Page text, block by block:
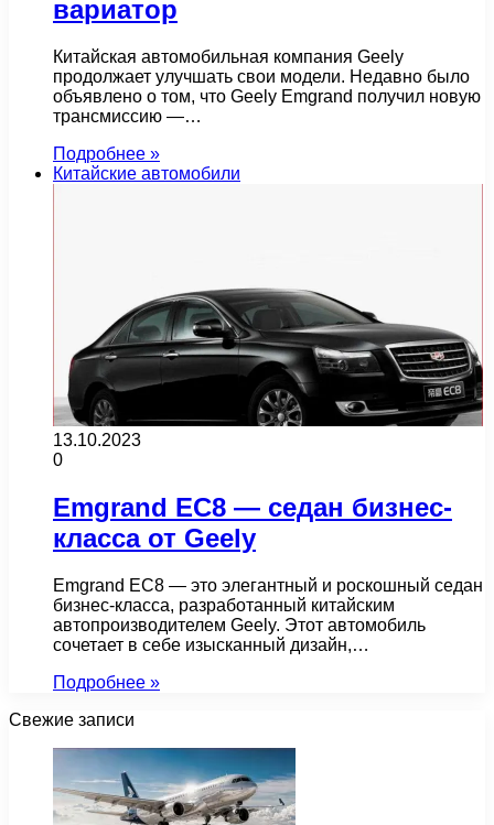
вариатор
Китайская автомобильная компания Geely
продолжает улучшать свои модели. Недавно было
объявлено о том, что Geely Emgrand получил новую
трансмиссию —…
Подробнее »
Китайские автомобили
13.10.2023
0
Emgrand EC8 — седан бизнес-
класса от Geely
Emgrand EC8 — это элегантный и роскошный седан
бизнес-класса, разработанный китайским
автопроизводителем Geely. Этот автомобиль
сочетает в себе изысканный дизайн,…
Подробнее »
Свежие записи